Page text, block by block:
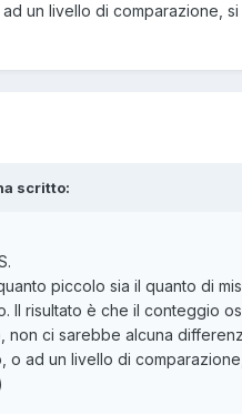
un livello di comparazione,
scritto:
piccolo sia il quanto di
risultato è che il conteggio
non ci sarebbe alcuna
ad un livello di